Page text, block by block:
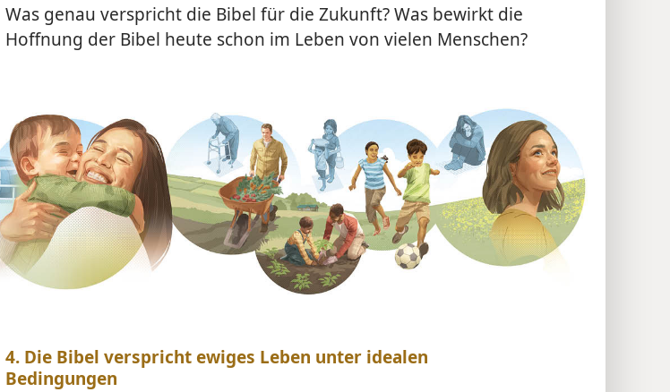
Was genau verspricht die Bibel für die Zukunft? Was bewirkt die
Hoffnung der Bibel heute schon im Leben von vielen Menschen?
4. Die Bibel verspricht ewiges Leben unter idealen
Bedingungen